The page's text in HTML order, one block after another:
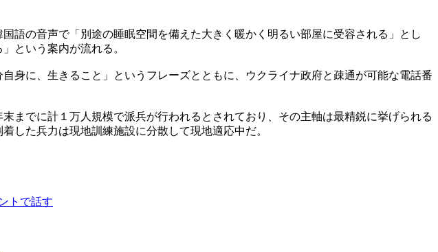
語の音声で「別途の睡眠空間を備えた大きく暖かく明るい部屋に受容される」とし
という案内が流れる。
に、生きること」というフレーズとともに、ウクライナ政府と疎通が可能な電話番
までに計１万人規模で派兵が行われるとされており、その主軸は最精鋭に挙げられる
した兵力は現地訓練施設に分散して現地適応中だ。
トで話す